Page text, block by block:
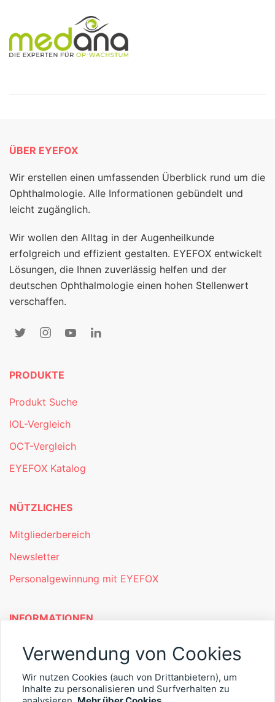
ÜBER EYEFOX
Wir erstellen einen umfassenden Überblick rund um die
Ophthalmologie. Alle Informationen gebündelt und
leicht zugänglich.
Wir wollen den Alltag in der Augenheilkunde
erfolgreich und effizient gestalten. EYEFOX entwickelt
Lösungen, die Ihnen zuverlässig helfen und der
deutschen Ophthalmologie einen hohen Stellenwert
verschaffen.
PRODUKTE
Produkt Suche
IOL-Vergleich
OCT-Vergleich
EYEFOX Katalog
NÜTZLICHES
Mitgliederbereich
Newsletter
Personalgewinnung mit EYEFOX
INFORMATIONEN
Was ist EYEFOX – Ihre Möglichkeiten
Kontakt
Verwendung von Cookies
Wir nutzen Cookies (auch von Drittanbietern), um
Inhalte zu personalisieren und Surfverhalten zu